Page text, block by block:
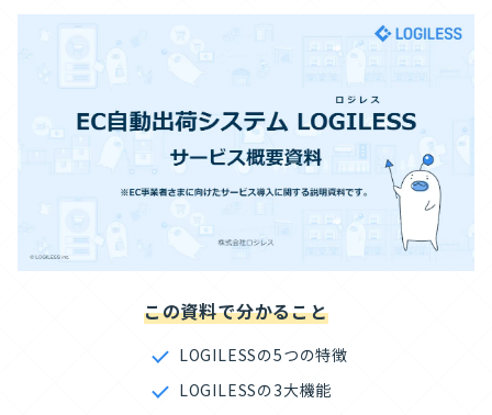
この資料で分かること
LOGILESSの5つの特徴
LOGILESSの3大機能